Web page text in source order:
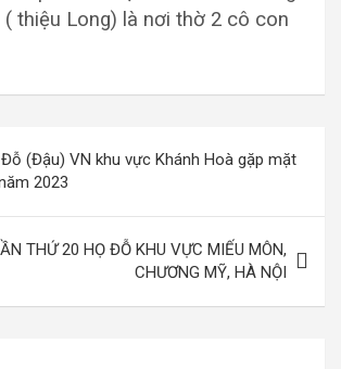
( thiệu Long) là nơi thờ 2 cô con
(Đậu) VN khu vực Khánh Hoà gặp mặt
2023
THỨ 20 HỌ ĐỖ KHU VỰC MIẾU MÔN,
CHƯƠNG MỸ, HÀ NỘI